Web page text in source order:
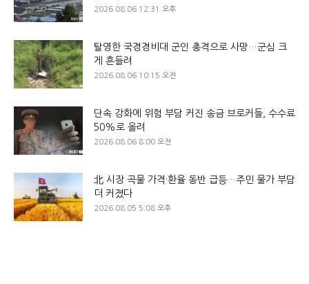
2026.08.06 12:31 오후
탈영한 국경경비대 군인 총격으로 사망…군심 크
게 흔들려
2026.08.06 10:15 오전
단속 강화에 위험 부담 커진 송금 브로커들, 수수료
50%로 올려
2026.08.06 8:00 오전
北 시장 곡물 가격·환율 동반 급등…주민 물가 부담
더 커졌다
2026.08.05 5:08 오후